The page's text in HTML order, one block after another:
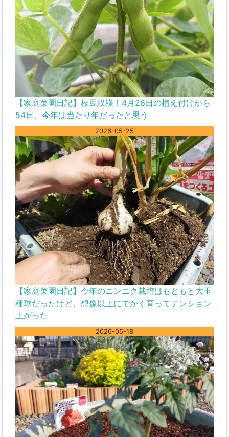
【家庭菜園日記】枝豆収穫！4月26日の植え付けから
54日、今年は当たり年だったと思う
2026-05-25
【家庭菜園日記】今年のニンニク栽培はもともと大玉
種球だったけど、想像以上にでかく育ってテンション
上がった
2026-05-18